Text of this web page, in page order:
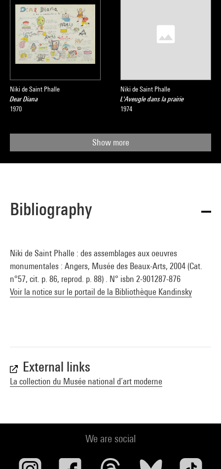
Niki de Saint Phalle
Dear Diana
1970
Niki de Saint Phalle
L'Aveugle dans la prairie
1974
Show more
Bibliography
Niki de Saint Phalle : des assemblages aux oeuvres
monumentales : Angers, Musée des Beaux-Arts, 2004 (Cat.
n°57, cit. p. 86, reprod. p. 88) . N° isbn 2-901287-876
Voir la notice sur le portail de la Bibliothèque Kandinsky
External links
La collection du Musée national d’art moderne
We are social